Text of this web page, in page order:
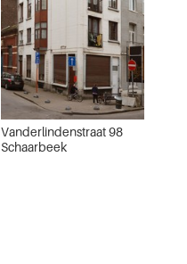
Vanderlindenstraat 98
Schaarbeek